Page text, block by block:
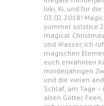
Ioki, Ki, und für
03.02.2018!
summer solstice
magical
und Wasser, ich
magischen
euch erwähnten
minderjährigen
und die vielen
Schlaf, am Tage
alten Götter,